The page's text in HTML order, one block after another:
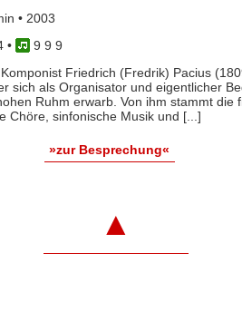
• 2003
•
9 9 9
Friedrich (Fredrik) Pacius
sich als Organisator und eigentlicher
Ruhm erwarb. Von ihm stammt die
Chöre, sinfonische Musik und [...]
»zur Besprechung«
▲